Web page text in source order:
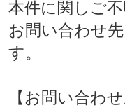
本件に関しご
お問い合わせ
す。
【お問い合わ